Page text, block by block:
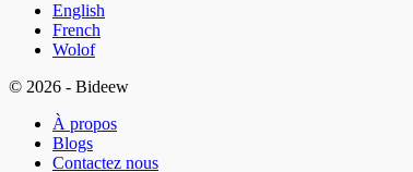
English
French
Wolof
© 2026 - Bideew
À propos
Blogs
Contactez nous